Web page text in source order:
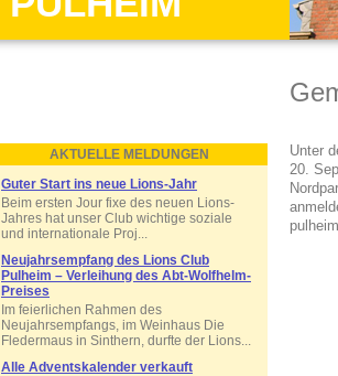
AKTUELLE MELDUNGEN
Guter Start ins neue Lions-Jahr
Beim ersten Jour fixe des neuen Lions-
Jahres hat unser Club wichtige soziale
und internationale Proj...
Neujahrsempfang des Lions Club
Pulheim – Verleihung des Abt-Wolfhelm-
Preises
Im feierlichen Rahmen des
Neujahrsempfangs, im Weinhaus Die
Fledermaus in Sinthern, durfte der Lions...
Alle Adventskalender verkauft
Unter
20.